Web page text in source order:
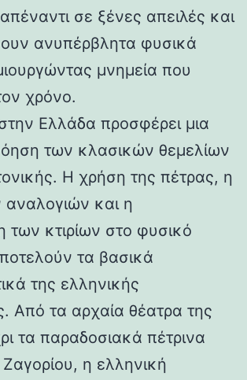
σε ξένες απειλές και
ανυπέρβλητα φυσικά
μνημεία που
χρόνο.
Ελλάδα προσφέρει μια
των κλασικών θεμελίων
Η χρήση της πέτρας, η
αναλογιών και η
κτιρίων στο φυσικό
τα βασικά
της ελληνικής
Από τα αρχαία θέατρα της
τα παραδοσιακά πέτρινα
η ελληνική